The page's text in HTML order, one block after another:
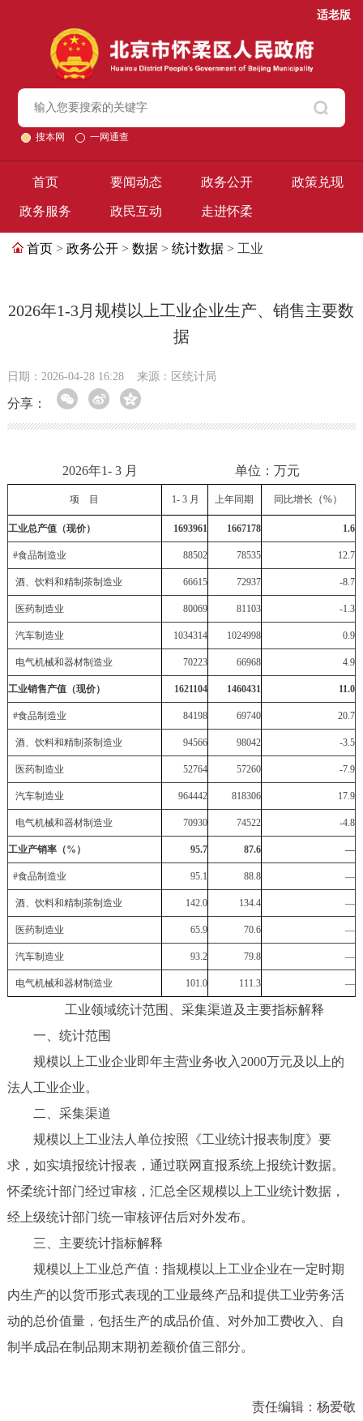
适老版
搜本网 一网通查
首页 要闻动态 政务公开 政策兑现
政务服务 政民互动 走进怀柔
首页 > 政务公开 > 数据 > 统计数据 > 工业
2026年1-3月规模以上工业企业生产、销售主要数
据
日期：2026-04-28 16:28 来源：区统计局
分享：
2026年1- 3 月 单位：万元
项 目 1- 3 月 上年同期 同比增长 （%）
工业总产值（现价） 1693961 1667178 1.6
#食品制造业 88502 78535 12.7
酒、饮料和精制茶制造业 66615 72937 -8.7
医药制造业 80069 81103 -1.3
汽车制造业 1034314 1024998 0.9
电气机械和器材制造业 70223 66968 4.9
工业销售产值（现价） 1621104 1460431 11.0
#食品制造业 84198 69740 20.7
酒、饮料和精制茶制造业 94566 98042 -3.5
医药制造业 52764 57260 -7.9
汽车制造业 964442 818306 17.9
电气机械和器材制造业 70930 74522 -4.8
工业产销率（%） 95.7 87.6 —
#食品制造业 95.1 88.8 —
酒、饮料和精制茶制造业 142.0 134.4 —
医药制造业 65.9 70.6 —
汽车制造业 93.2 79.8 —
电气机械和器材制造业 101.0 111.3 —
工业领域统计范围、采集渠道及主要指标解释
一、统计范围
规模以上工业企业即年主营业务收入2000万元及以上的
法人工业企业。
二、采集渠道
规模以上工业法人单位按照《工业统计报表制度》要
求，如实填报统计报表，通过联网直报系统上报统计数据。
怀柔统计部门经过审核，汇总全区规模以上工业统计数据，
经上级统计部门统一审核评估后对外发布。
三、主要统计指标解释
规模以上工业总产值：指规模以上工业企业在一定时期
内生产的以货币形式表现的工业最终产品和提供工业劳务活
动的总价值量，包括生产的成品价值、对外加工费收入、自
制半成品在制品期末期初差额价值三部分。
责任编辑：杨爱敬